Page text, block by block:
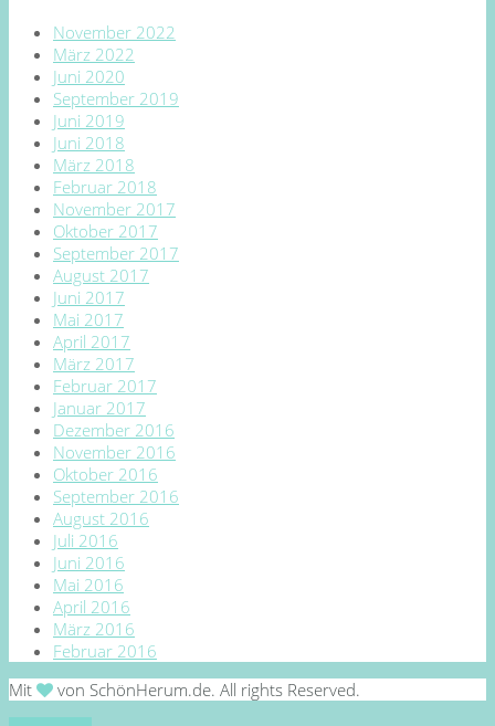
November 2022
März 2022
Juni 2020
September 2019
Juni 2019
Juni 2018
März 2018
Februar 2018
November 2017
Oktober 2017
September 2017
August 2017
Juni 2017
Mai 2017
April 2017
März 2017
Februar 2017
Januar 2017
Dezember 2016
November 2016
Oktober 2016
September 2016
August 2016
Juli 2016
Juni 2016
Mai 2016
April 2016
März 2016
Februar 2016
Mit
von SchönHerum.de. All rights Reserved.